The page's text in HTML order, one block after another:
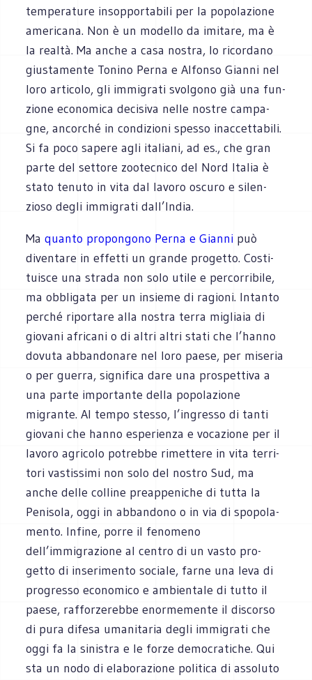
tem­pe­ra­ture insop­por­ta­bili per la popo­la­zione
americana. Non è un modello da imi­tare, ma è
la realtà. Ma anche a casa nostra, lo ricor­dano
giu­sta­mente Tonino Perna e Alfonso Gianni nel
loro arti­colo, gli immi­grati svol­gono già una fun­
zione eco­no­mica deci­siva nelle nostre cam­pa­
gne, ancor­ché in con­di­zioni spesso inac­cet­ta­bili.
Si fa poco sapere agli ita­liani, ad es., che gran
parte del set­tore zoo­tec­nico del Nord Ita­lia è
stato tenuto in vita dal lavoro oscuro e silen­
zioso degli immi­grati dall’India.
Maquanto pro­pon­gono Perna e Gianni può
diven­tare in effetti un grande pro­getto. Costi­
tui­sce una strada non solo utile e per­cor­ri­bile,
ma obbli­gata per un insieme di ragioni. Intanto
per­ché ripor­tare alla nostra terra migliaia di
gio­vani afri­cani o di altri altri stati che l’hanno
dovuta abban­do­nare nel loro paese, per mise­ria
o per guerra, signi­fica dare una pro­spet­tiva a
una parte impor­tante della popo­la­zione
migrante. Al tempo stesso, l’ingresso di tanti
gio­vani che hanno espe­rienza e voca­zione per il
lavoro agri­colo potrebbe rimet­tere in vita ter­ri­
tori vastis­simi non solo del nostro Sud, ma
anche delle col­line pre­ap­pe­ni­che di tutta la
Peni­sola, oggi in abban­dono o in via di spo­po­la­
mento. Infine, porre il feno­meno
dell’immigrazione al cen­tro di un vasto pro­
getto di inse­ri­mento sociale, farne una leva di
pro­gresso eco­no­mico e ambien­tale di tutto il
paese, raf­for­ze­rebbe enor­me­mente il discorso
di pura difesa uma­ni­ta­ria degli immi­grati che
oggi fa la sini­stra e le forze demo­cra­ti­che. Qui
sta un nodo di ela­bo­ra­zione poli­tica di asso­luto